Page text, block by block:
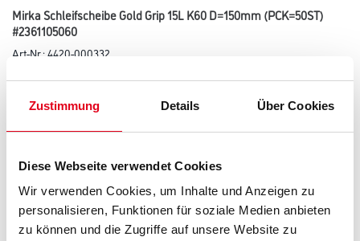
Zustimmung Details Über Cookies
Diese Webseite verwendet Cookies
Wir verwenden Cookies, um Inhalte und Anzeigen zu
personalisieren, Funktionen für soziale Medien anbieten
zu können und die Zugriffe auf unsere Website zu
Mirka Schleifscheibe Gold Grip 15L K60 D=150mm (PCK=50ST)
#2361105060
Art-Nr.:4420-000332
Es ist in vielen unterschiedlichen Abmessungen und Lochsystemen
eingesetzt werden.
Durchmesser in millimeter
Körnung